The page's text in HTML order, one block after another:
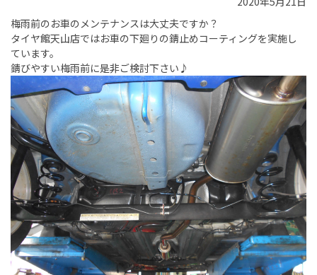
梅雨前のお車のメンテナンスは大丈夫ですか？
タイヤ館天山店ではお車の下廻りの錆止めコーティングを実施し
ています。
錆びやすい梅雨前に是非ご検討下さい♪